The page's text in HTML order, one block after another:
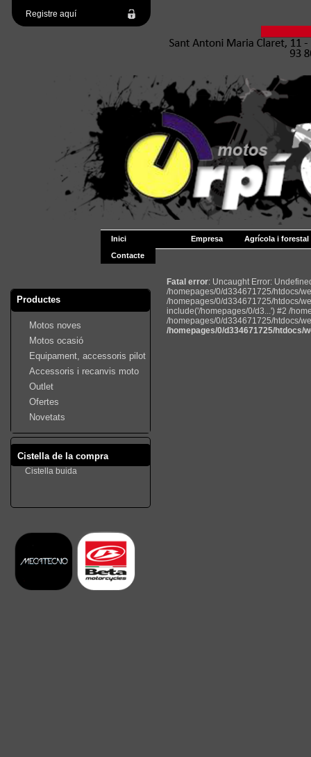
Registre aquí
Inici Empresa
Agrícola i forestal
Contacte
Productes
Motos noves
Motos ocasió
Equipament, accessoris pilot
Accessoris i recanvis moto
Outlet
Ofertes
Novetats
Cistella de la compra
Cistella buida
Fatal error: Uncaught Error:
/homepages/0/d334671725/htdocs/
/homepages/0/d334671725/htdocs/
include('/homepages/0/d3...') #2 /
/homepages/0/d334671725/htdocs/
/homepages/0/d334671725/htdocs/